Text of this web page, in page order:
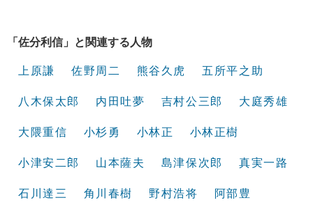
「佐分利信」と関連する人物
上原謙 佐野周二 熊谷久虎 五所平之助
八木保太郎 内田吐夢 吉村公三郎 大庭秀雄
大隈重信 小杉勇 小林正 小林正樹
小津安二郎 山本薩夫 島津保次郎 真実一路
石川達三 角川春樹 野村浩将 阿部豊